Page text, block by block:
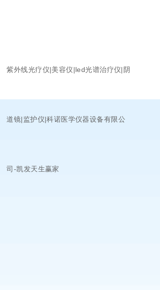
紫外线光疗仪|美容仪|led光谱治疗仪|阴
道镜|监护仪|科诺医学仪器设备有限公
司-凯发天生赢家